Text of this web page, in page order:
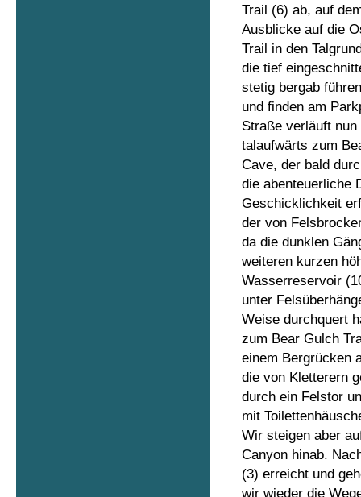
Trail (6) ab, auf
Ausblicke auf die
Trail in den
die tief
stetig bergab
und finden am
Straße verläuft
talaufwärts zum
Cave, der bald
die abenteuerliche
Geschicklichkeit
der von
da die dunklen
weiteren kurzen
Wasserreservoir
unter
Weise durchquert
zum Bear Gulch
einem Bergrücken
die von Kletterern
durch ein Felstor
mit
Wir steigen aber
Canyon hinab.
(3) erreicht und
wir wieder die